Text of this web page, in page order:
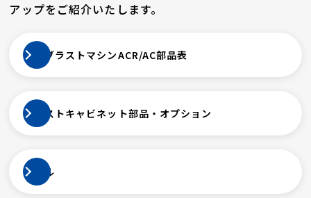
アップをご紹介いたします。
エアブラストマシンACR/AC部品表
ブラストキャビネット部品・オプション
ノズル